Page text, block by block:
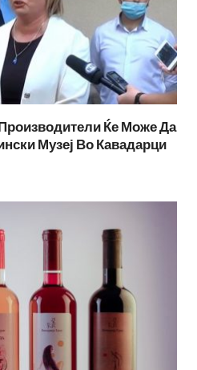
Ќе Може Да
Музеј Во Кавадарци